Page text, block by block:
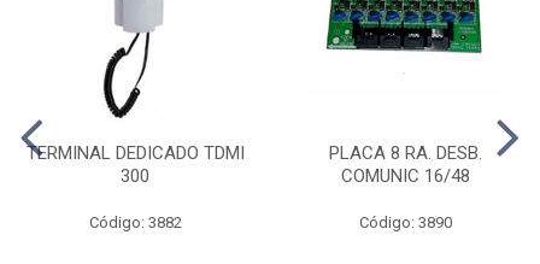
TERMINAL DEDICADO TDMI
300
Código: 3882
PLACA 8 RA. DESB.
COMUNIC 16/48
Código: 3890